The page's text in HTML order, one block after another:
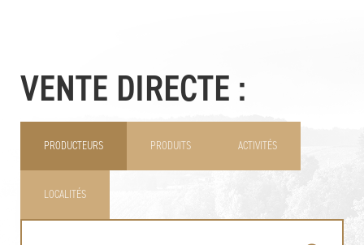
VENTE DIRECTE :
PRODUCTEURS PRODUITS ACTIVITÉS
LOCALITÉS